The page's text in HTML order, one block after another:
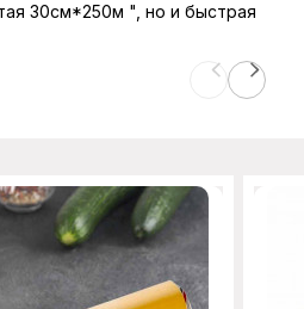
30см*250м ", но и быстрая